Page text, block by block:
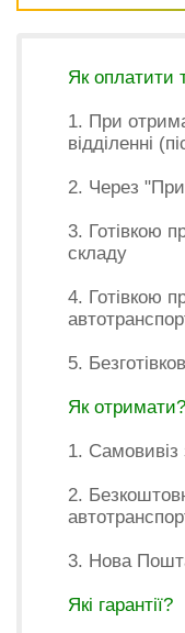
Як оплатити
1. При
відділенні
2. Через
3. Готівкою
складу
4. Готівкою
5.
Як отримати?
1. Самовивіз
2.
3. Нова
Які гарантії?